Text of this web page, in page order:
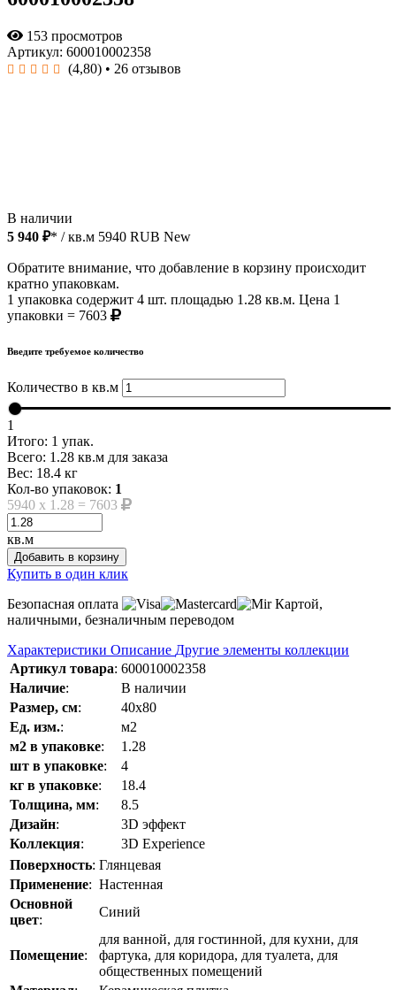
153 просмотров
Артикул: 600010002358
(4,80) • 26 отзывов
В наличии
5 940 ₽* / кв.м 5940 RUB New
Обратите внимание, что добавление в корзину происходит
кратно упаковкам.
1 упаковка содержит 4 шт. площадью 1.28 кв.м. Цена 1
упаковки = 7603
Введите требуемое количество
Количество в кв.м
1
Итого: 1 упак.
Всего: 1.28 кв.м для заказа
Вес: 18.4 кг
Кол-во упаковок: 1
5940 x 1.28 = 7603
кв.м
Добавить в корзину
Купить в один клик
Безопасная оплата
Картой,
наличными, безналичным переводом
Характеристики Описание Другие элементы коллекции
Артикул товара: 600010002358
Наличие:
В наличии
Размер, см:
40x80
Ед. изм.:
м2
м2 в упаковке:
1.28
шт в упаковке:
4
кг в упаковке:
18.4
Толщина, мм:
8.5
Дизайн:
3D эффект
Коллекция:
3D Experience
Поверхность: Глянцевая
Применение: Настенная
Основной
цвет:
Синий
Помещение:
для ванной, для гостинной, для кухни, для
фартука, для коридора, для туалета, для
общественных помещений